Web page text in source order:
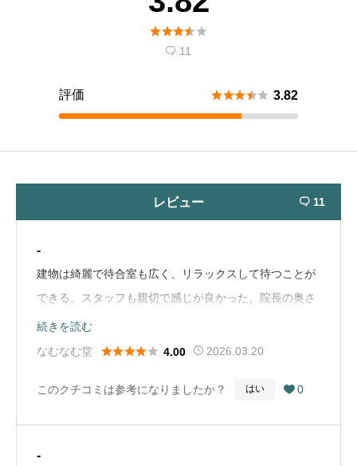

 11
評価  3.82
レビュー  11
-
建物は綺麗で待合室も広く、リラックスして待つことが
できる。スタッフも親切で感じが良かった。院長の奥さ
んと思われる先生が対応してくれたが、テキパキとして
いて親しみやすい先生だった。ただ、予約をしていても
う。（Google Mapから引用）
続きを読む
なむなむ堂
 4.00 2026.03.20
このクチコミは参考になりましたか？ はい  0
-